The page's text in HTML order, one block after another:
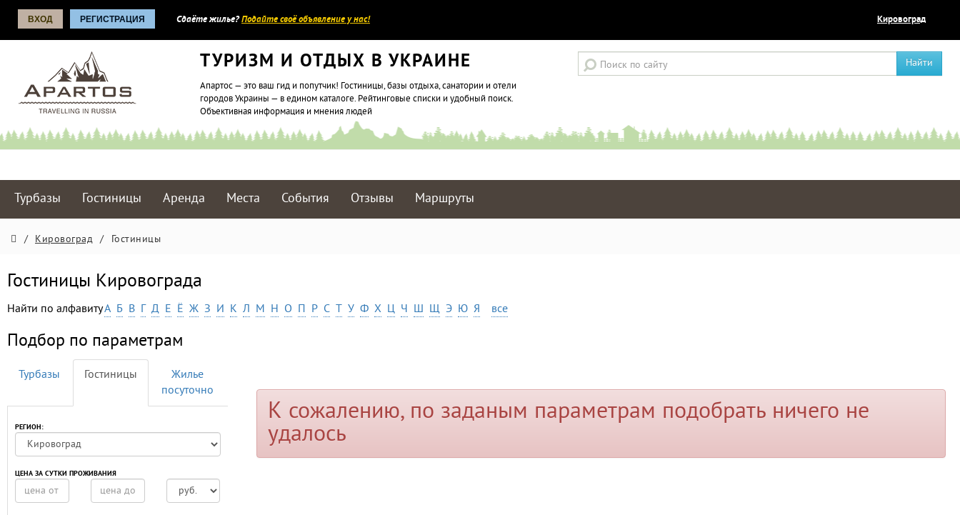
ВХОД РЕГИСТРАЦИЯ Сдаёте жилье?Подайте своё объявление у нас! Кировоград
ТУРИЗМ И ОТДЫХ В УКРАИНЕ
Апартос — это ваш гид и попутчик! Гостиницы, базы отдыха, санатории и отели
городов Украины — в едином каталоге. Рейтинговые списки и удобный поиск.
Объективная информация и мнения людей
Найти
Турбазы Гостиницы Аренда Места События Отзывы Маршруты
/ Кировоград / Гостиницы
Гостиницы Кировограда
Найти по алфавитуА Б В Г Д Е Ё Ж З И К Л М Н О П Р С Т У Ф Х Ц Ч Ш Щ Э Ю Я все
Подбор по параметрам
Турбазы Гостиницы
Жилье
посуточно
РЕГИОН:
ЦЕНА ЗА СУТКИ ПРОЖИВАНИЯ
К сожалению, по заданым параметрам подобрать ничего не
удалось